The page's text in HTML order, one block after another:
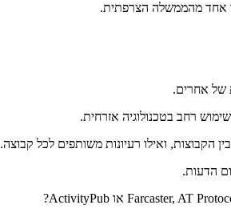
אחד מהממשלה הצרפתית.
של אחרים.
רחב בטכנולוגיה אזרחית.
הקבוצות, ואילו רעיונות משותפים לכל קבוצה.
הדעות.